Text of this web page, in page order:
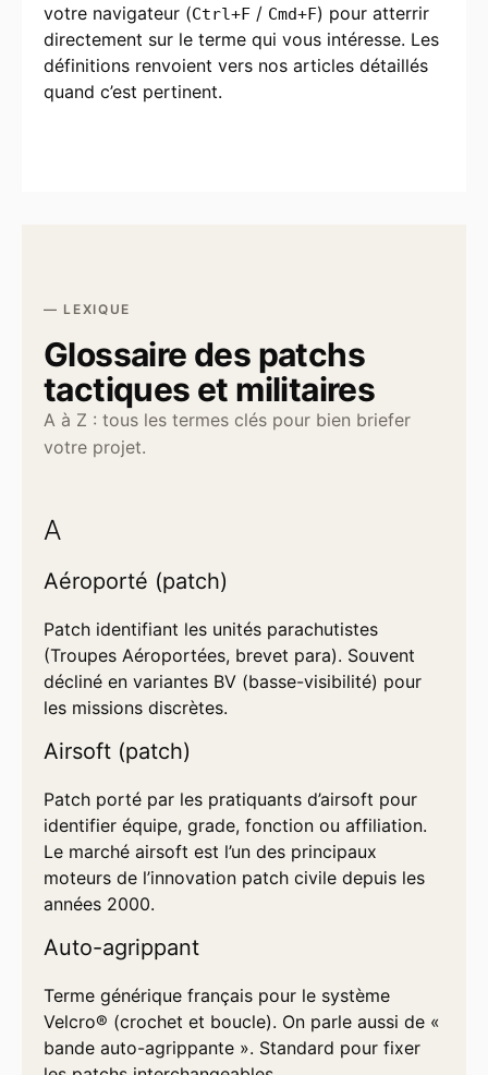
votre navigateur (Ctrl+F / Cmd+F) pour atterrir
directement sur le terme qui vous intéresse. Les
définitions renvoient vers nos articles détaillés
quand c’est pertinent.
— LEXIQUE
Glossaire des patchs
tactiques et militaires
A à Z : tous les termes clés pour bien briefer
votre projet.
A
Aéroporté (patch)
Patch identifiant les unités parachutistes
(Troupes Aéroportées, brevet para). Souvent
décliné en variantes BV (basse-visibilité) pour
les missions discrètes.
Airsoft (patch)
Patch porté par les pratiquants d’airsoft pour
identifier équipe, grade, fonction ou affiliation.
Le marché airsoft est l’un des principaux
moteurs de l’innovation patch civile depuis les
années 2000.
Auto-agrippant
Terme générique français pour le système
Velcro® (crochet et boucle). On parle aussi de «
bande auto-agrippante ». Standard pour fixer